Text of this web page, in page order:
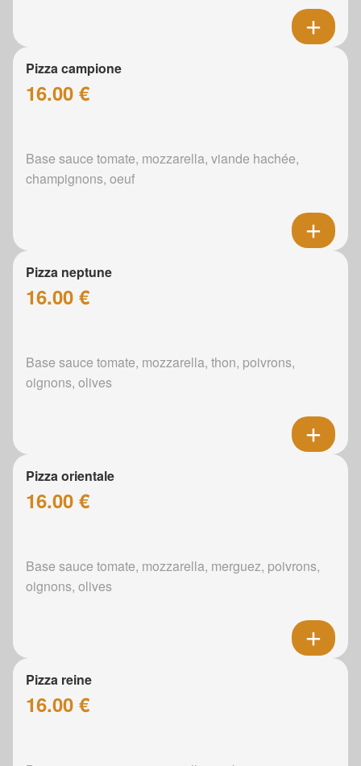
Pizza campione
16.00 €
Base sauce tomate, mozzarella, viande hachée,
champignons, oeuf
Pizza neptune
16.00 €
Base sauce tomate, mozzarella, thon, poivrons,
oignons, olives
Pizza orientale
16.00 €
Base sauce tomate, mozzarella, merguez, poivrons,
oignons, olives
Pizza reine
16.00 €